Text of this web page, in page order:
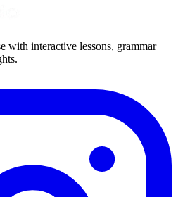
with interactive lessons, grammar